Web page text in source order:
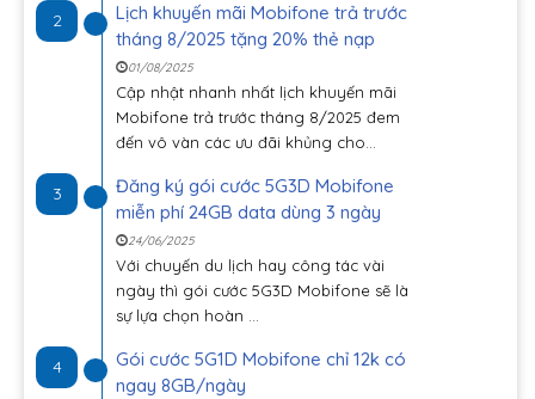
2
Lịch khuyến mãi Mobifone trả trước
tháng 8/2025 tặng 20% thẻ nạp
01/08/2025
Cập nhật nhanh nhất lịch khuyến mãi
Mobifone trả trước tháng 8/2025 đem
đến vô vàn các ưu đãi khủng cho...
3
Đăng ký gói cước 5G3D Mobifone
miễn phí 24GB data dùng 3 ngày
24/06/2025
Với chuyến du lịch hay công tác vài
ngày thì gói cước 5G3D Mobifone sẽ là
sự lựa chọn hoàn ...
4
Gói cước 5G1D Mobifone chỉ 12k có
ngay 8GB/ngày